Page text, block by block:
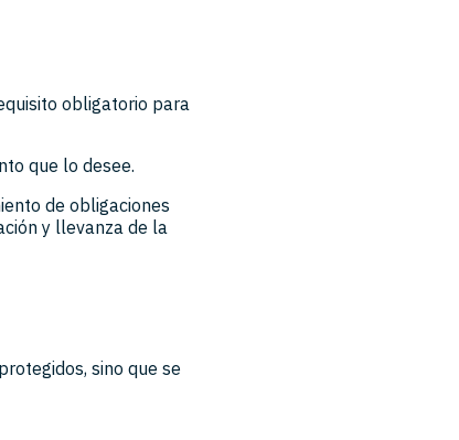
obligatorio para
que lo desee.
de obligaciones
y llevanza de la
sino que se